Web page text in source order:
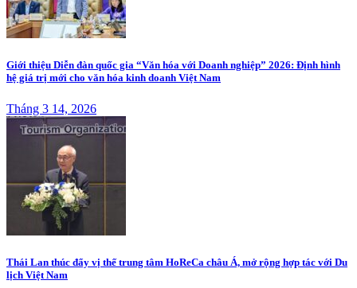
Giới thiệu Diễn đàn quốc gia “Văn hóa với Doanh nghiệp” 2026: Định hình
hệ giá trị mới cho văn hóa kinh doanh Việt Nam
Tháng 3 14, 2026
Thái Lan thúc đẩy vị thế trung tâm HoReCa châu Á, mở rộng hợp tác với Du
lịch Việt Nam